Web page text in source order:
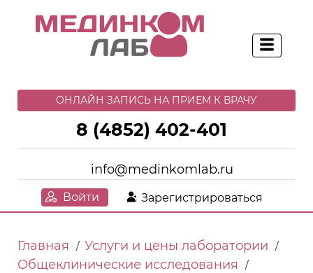
ОНЛАЙН ЗАПИСЬ НА ПРИЕМ К ВРАЧУ
8 (4852) 402-401
info@medinkomlab.ru
Войти Зарегистрироваться
Главная / Услуги и цены лаборатории /
Общеклинические исследования /